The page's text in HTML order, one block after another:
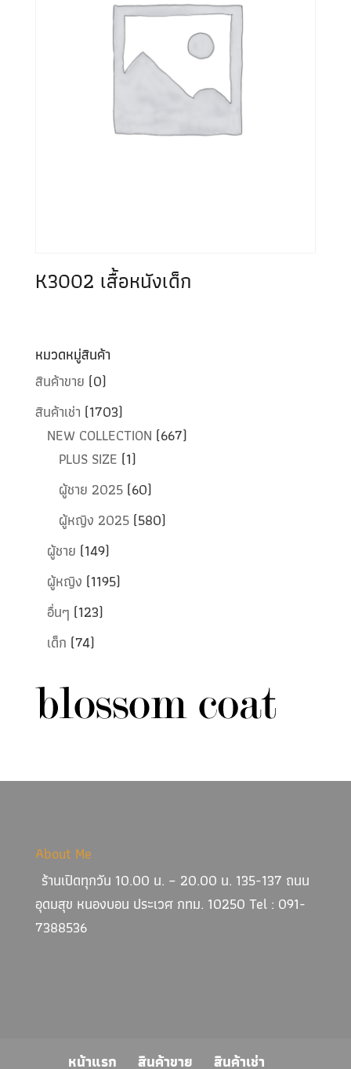
K3002 เสื้อหนังเด็ก
หมวดหมู่สินค้า
สินค้าขาย (0)
สินค้าเช่า (1703)
NEW COLLECTION (667)
PLUS SIZE (1)
ผู้ชาย 2025 (60)
ผู้หญิง 2025 (580)
ผู้ชาย (149)
ผู้หญิง (1195)
อื่นๆ (123)
เด็ก (74)
About Me
ร้านเปิดทุกวัน 10.00 น. – 20.00 น. 135-137 ถนน
อุดมสุข หนองบอน ประเวศ กทม. 10250 Tel : 091-
7388536
หน้าแรก สินค้าขาย สินค้าเช่า